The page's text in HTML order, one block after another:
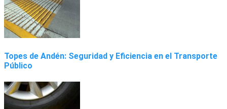
Topes de Andén: Seguridad y Eficiencia en el Transporte
Público